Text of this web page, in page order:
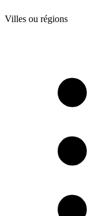
Villes ou régions